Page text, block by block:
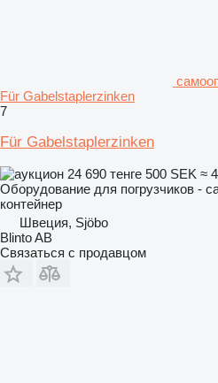
Für Gabelstaplerzinken
7
Für Gabelstaplerzinken
24 690 тенге 500 SEK ≈
Оборудование для погрузчиков -
контейнер
Швеция, Sjöbo
Blinto AB
Связаться с продавцом